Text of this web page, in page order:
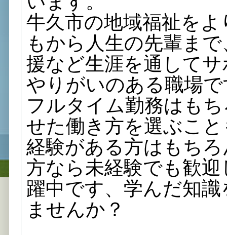
牛久市の地域福祉を
もから人生の先輩ま
援など生涯を通して
やりがいのある職場
フルタイム勤務はも
せた働き方を選ぶこ
経験がある方はもち
方なら未経験でも歓
躍中です、学んだ知
ませんか？